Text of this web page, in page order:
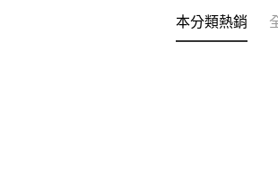
本分類熱銷